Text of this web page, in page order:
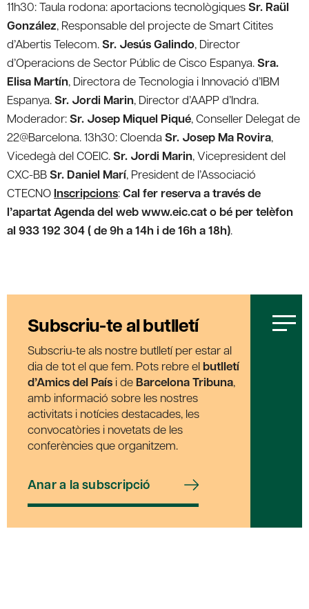
11h30: Taula rodona: aportacions tecnològiquesSr. Raül
González, Responsable del projecte de Smart Citites
d’Abertis Telecom.Sr. Jesús Galindo, Director
d’Operacions de Sector Públic de Cisco Espanya.Sra.
Elisa Martín, Directora de Tecnologia i Innovació d’IBM
Espanya.Sr. Jordi Marin, Director d’AAPP d’Indra.
Moderador:Sr. Josep Miquel Piqué, Conseller Delegat de
22@Barcelona. 13h30: Cloenda Sr. Josep Ma Rovira,
Vicedegà del COEIC.Sr. Jordi Marin, Vicepresident del
CXC-BBSr. Daniel Marí, President de l’Associació
CTECNO Inscripcions:Cal fer reserva a través de
l’apartat Agenda del web www.eic.cat o bé per telèfon
al 933 192 304 ( de 9h a 14h i de 16h a 18h).
Subscriu-te al butlletí
Subscriu-te als nostre butlletí per estar al
dia de tot el que fem. Pots rebre el butlletí
d’Amics del País i de Barcelona Tribuna,
amb informació sobre les nostres
activitats i notícies destacades, les
convocatòries i novetats de les
conferències que organitzem.
Anar a la subscripció